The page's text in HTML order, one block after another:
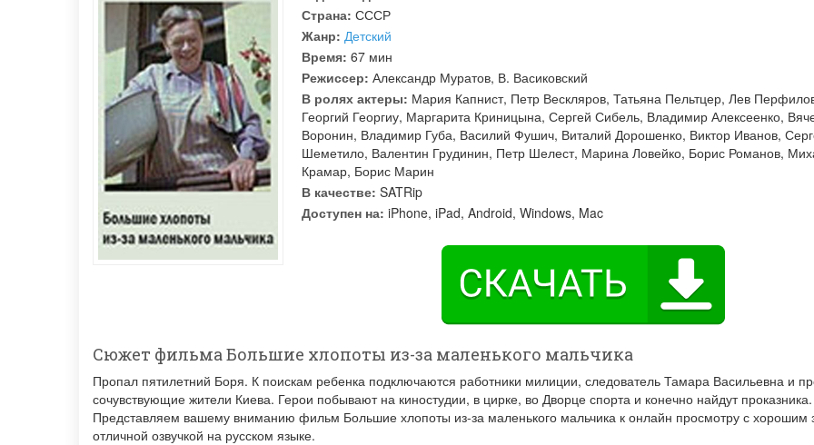
Страна: СССР
Жанр: Детский
Время: 67 мин
Режиссер: Александр Муратов, В. Васиковский
В ролях актеры: Мария Капнист, Петр Вескляров, Татьяна Пельтцер, Лев
Георгий Георгиу, Маргарита Криницына, Сергей Сибель, Владимир Алексеенко,
Воронин, Владимир Губа, Василий Фушич, Виталий Дорошенко, Виктор Иванов,
Шеметило, Валентин Грудинин, Петр Шелест, Марина Ловейко, Борис Романов,
Крамар, Борис Марин
В качестве: SATRip
Доступен на: iPhone, iPad, Android, Windows, Mac
Сюжет фильма Большие хлопоты из-за маленького мальчика
Пропал пятилетний Боря. К поискам ребенка подключаются работники милиции, следователь Тамара Васильевна и
сочувствующие жители Киева. Герои побывают на киностудии, в цирке, во Дворце спорта и конечно найдут проказника.
Представляем вашему вниманию фильм Большие хлопоты из-за маленького мальчика к онлайн просмотру с хорошим
отличной озвучкой на русском языке.